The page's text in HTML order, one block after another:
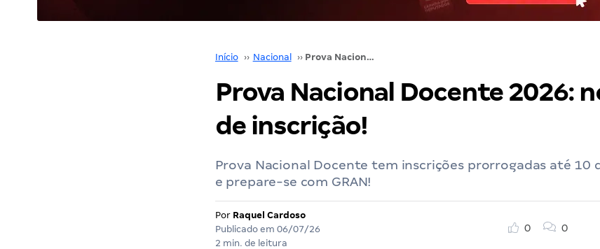
Início ›› Nacional ›› Prova Nacional Docente 2026: novo prazo de inscrição!
Prova Nacional Docente 2026:
de inscrição!
Prova Nacional Docente tem inscrições prorrogadas até 10
e prepare-se com GRAN!
Por Raquel Cardoso
Publicado em 06/07/26
2 min. de leitura
0 0